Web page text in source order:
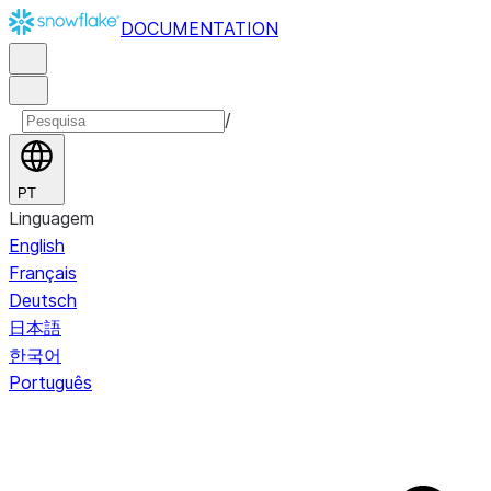
DOCUMENTATION
/
PT
Linguagem
English
Français
Deutsch
日本語
한국어
Português